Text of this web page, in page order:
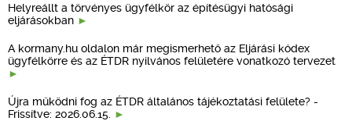
Helyreállt a törvényes ügyfélkör az építésügyi hatósági
eljárásokban
A kormany.hu oldalon már megismerhető az Eljárási kódex
ügyfélkörre és az ÉTDR nyilvános felületére vonatkozó tervezet
Újra működni fog az ÉTDR általános tájékoztatási felülete? -
Frissítve: 2026.06.15.